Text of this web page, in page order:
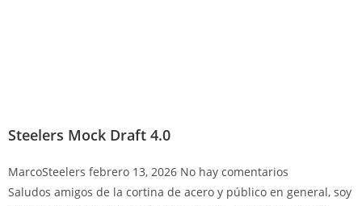
Steelers Mock Draft 4.0
MarcoSteelers febrero 13, 2026 No hay comentarios
Saludos amigos de la cortina de acero y público en general, soy